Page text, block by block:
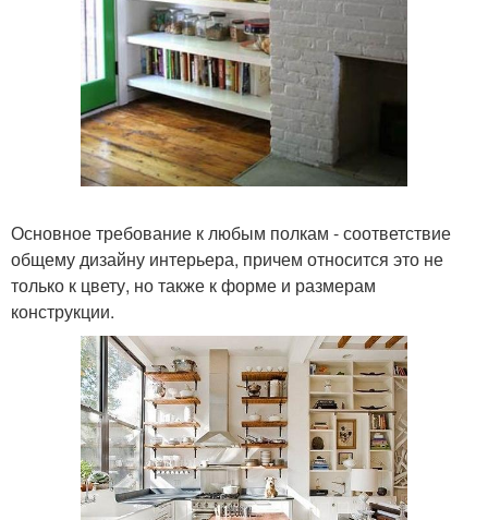
Основное требование к любым полкам - соответствие
общему дизайну интерьера, причем относится это не
только к цвету, но также к форме и размерам
конструкции.